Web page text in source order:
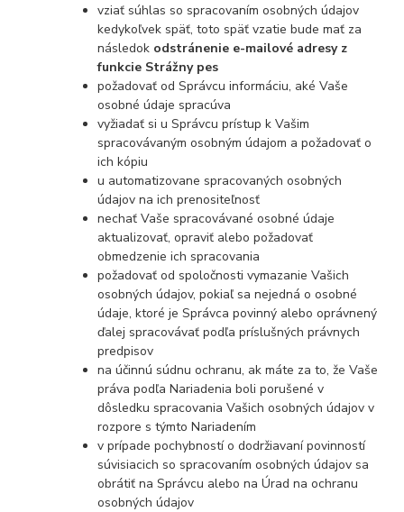
vziať súhlas so spracovaním osobných údajov
kedykoľvek späť, toto späť vzatie bude mať za
následok odstránenie e-mailové adresy z
funkcie Strážny pes
požadovať od Správcu informáciu, aké Vaše
osobné údaje spracúva
vyžiadať si u Správcu prístup k Vašim
spracovávaným osobným údajom a požadovať o
ich kópiu
u automatizovane spracovaných osobných
údajov na ich prenositeľnosť
nechať Vaše spracovávané osobné údaje
aktualizovať, opraviť alebo požadovať
obmedzenie ich spracovania
požadovať od spoločnosti vymazanie Vašich
osobných údajov, pokiaľ sa nejedná o osobné
údaje, ktoré je Správca povinný alebo oprávnený
ďalej spracovávať podľa príslušných právnych
predpisov
na účinnú súdnu ochranu, ak máte za to, že Vaše
práva podľa Nariadenia boli porušené v
dôsledku spracovania Vašich osobných údajov v
rozpore s týmto Nariadením
v prípade pochybností o dodržiavaní povinností
súvisiacich so spracovaním osobných údajov sa
obrátiť na Správcu alebo na Úrad na ochranu
osobných údajov